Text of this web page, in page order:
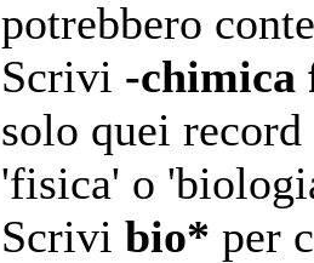
potrebbero
Scrivi -chimica
solo quei
'fisica' o
Scrivi bio* per